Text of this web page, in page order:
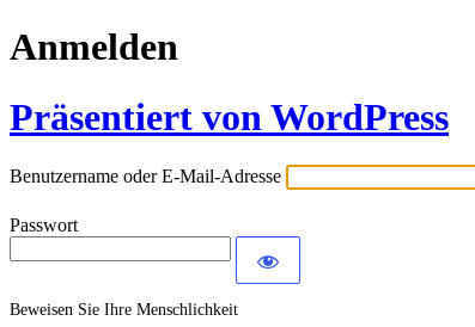
Anmelden
Präsentiert von WordPress
Benutzername oder E-Mail-Adresse
Passwort
Beweisen Sie Ihre Menschlichkeit